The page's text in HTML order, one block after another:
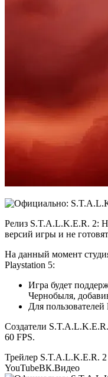
Релиз S.T.A.L.K.E.R. 2:
версий игры и не
На данный момент
Playstation 5:
Игра будет
Чернобыля,
Для
Создатели
60 FPS.
Трейлер S.T.A.L.K.E.R. 2
YouTubeВК.Видео